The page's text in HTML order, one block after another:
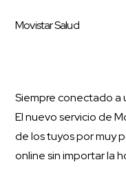
Movistar Salud
Siempre conectado a
El nuevo servicio de
de los tuyos por muy
online sin importar la